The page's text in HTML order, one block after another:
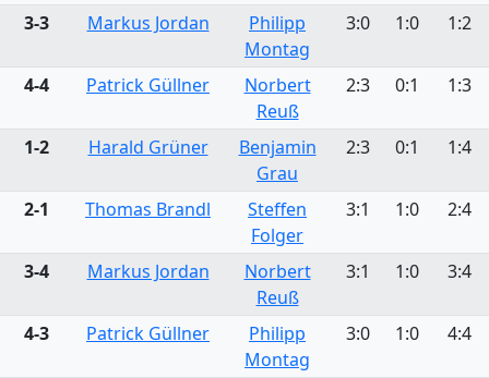
3-3 Markus Jordan
Philipp
Montag
3:0 1:0 1:2
4-4 Patrick Güllner
Norbert
Reuß
2:3 0:1 1:3
1-2 Harald Grüner
Benjamin
Grau
2:3 0:1 1:4
2-1 Thomas Brandl
Steffen
Folger
3:1 1:0 2:4
3-4 Markus Jordan
Norbert
Reuß
3:1 1:0 3:4
4-3 Patrick Güllner
Philipp
Montag
3:0 1:0 4:4